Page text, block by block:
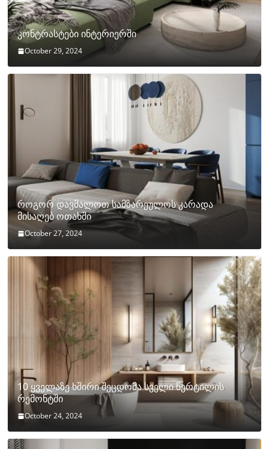
კონტრასტები ინტერიერში
October 29, 2024
როგორ დავმალოთ სამზარეულოს კარადა
მისაღებ ოთახში
October 27, 2024
10 ყველაზე ხშირი შეცდომა სველი წერტილის
რემონტში
October 24, 2024